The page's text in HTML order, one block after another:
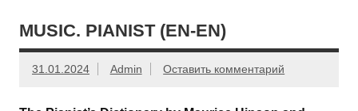
MUSIC. PIANIST (EN-EN)
31.01.2024 Admin Оставить комментарий